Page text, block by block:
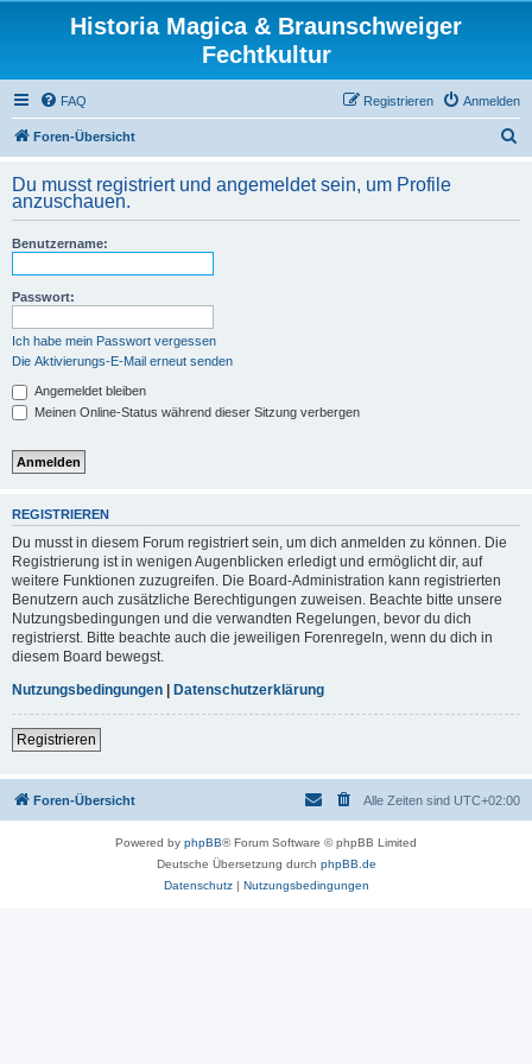
Historia Magica & Braunschweiger
Fechtkultur
FAQ Anmelden
Registrieren
Foren-Übersicht
h
Du musst registriert und angemeldet sein, um Profile
anzuschauen.
Benutzername:
Passwort:
Ich habe mein Passwort vergessen
Die Aktivierungs-E-Mail erneut senden
Angemeldet bleiben
Meinen Online-Status während dieser Sitzung verbergen
REGISTRIEREN
Du musst in diesem Forum registriert sein, um dich anmelden zu können. Die
Registrierung ist in wenigen Augenblicken erledigt und ermöglicht dir, auf
weitere Funktionen zuzugreifen. Die Board-Administration kann registrierten
Benutzern auch zusätzliche Berechtigungen zuweisen. Beachte bitte unsere
Nutzungsbedingungen und die verwandten Regelungen, bevor du dich
registrierst. Bitte beachte auch die jeweiligen Forenregeln, wenn du dich in
diesem Board bewegst.
Nutzungsbedingungen | Datenschutzerklärung
Registrieren
Foren-Übersicht Alle Zeiten sind UTC+02:00
Powered by phpBB® Forum Software © phpBB Limited
Deutsche Übersetzung durch phpBB.de
Datenschutz| Nutzungsbedingungen